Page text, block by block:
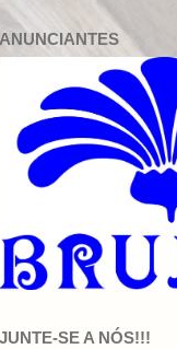
ANUNCIANTES
JUNTE-SE A NÓS!!!